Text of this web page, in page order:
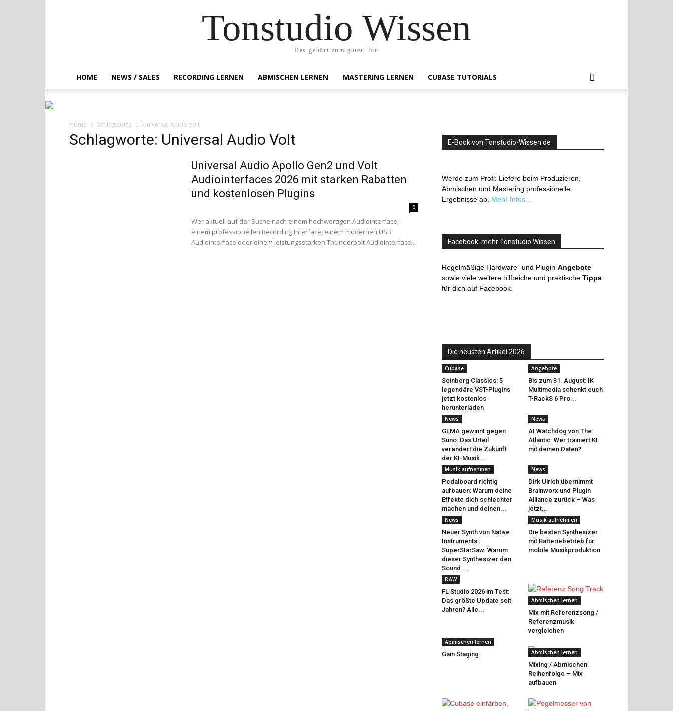
Tonstudio Wissen
Das gehört zum guten Ton
HOME NEWS / SALES RECORDING LERNEN ABMISCHEN LERNEN MASTERING LERNEN CUBASE TUTORIALS
Home Schlagworte Universal Audio Volt
Schlagworte: Universal Audio Volt
Universal Audio Apollo Gen2 und Volt
Audiointerfaces 2026 mit starken Rabatten
und kostenlosen Plugins
0
Wer aktuell auf der Suche nach einem hochwertigen Audiointerface,
einem professionellen Recording Interface, einem modernen USB
Audiointerface oder einem leistungsstarken Thunderbolt Audiointerface...
E-Book von Tonstudio-Wissen.de
Werde zum Profi: Liefere beim Produzieren,
Abmischen und Mastering professionelle
Ergebnisse ab. Mehr Infos…
Facebook: mehr Tonstudio Wissen
Regelmäßige Hardware- und Plugin-Angebote
sowie viele weitere hilfreiche und praktische Tipps
für dich auf Facebook.
Die neusten Artikel 2026
Cubase
Seinberg Classics: 5
legendäre VST-Plugins
jetzt kostenlos
herunterladen
Angebote
Bis zum 31. August: IK
Multimedia schenkt euch
T-RackS 6 Pro...
News
GEMA gewinnt gegen
Suno: Das Urteil
verändert die Zukunft
der KI-Musik...
News
AI Watchdog von The
Atlantic: Wer trainiert KI
mit deinen Daten?
Musik aufnehmen
Pedalboard richtig
aufbauen: Warum deine
Effekte dich schlechter
machen und deinen...
News
Dirk Ulrich übernimmt
Brainworx und Plugin
Alliance zurück – Was
jetzt...
News
Neuer Synth von Native
Instruments:
SuperStarSaw. Warum
dieser Synthesizer den
Sound...
Musik aufnehmen
Die besten Synthesizer
mit Batteriebetrieb für
mobile Musikproduktion
DAW
FL Studio 2026 im Test:
Das größte Update seit
Jahren? Alle...
Abmischen lernen
Mix mit Referenzsong /
Referenzmusik
vergleichen
Abmischen lernen
Gain Staging Abmischen lernen
Mixing / Abmischen
Reihenfolge – Mix
aufbauen